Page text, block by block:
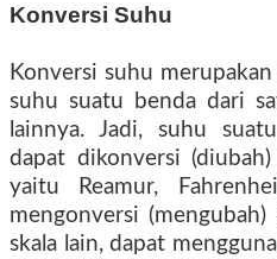
Konversi Suhu
Konversi suhu
suhu suatu benda dari
lainnya. Jadi, suhu
dapat dikonversi
yaitu Reamur,
mengonversi
skala lain, dapat